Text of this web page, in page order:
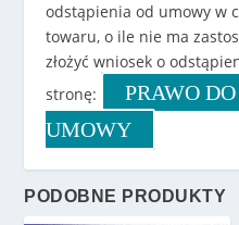
odstąpienia od umowy w
towaru, o ile nie ma
złożyć wniosek o
stronę:
PRAWO
UMOWY
PODOBNE PRODUKTY